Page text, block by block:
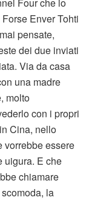
Enver Tohti
pensate,
dei due inviati
Via da casa
una madre
molto
con i propri
Cina, nello
vorrebbe essere
uigura. E che
chiamare
la